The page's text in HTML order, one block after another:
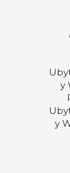
y
y